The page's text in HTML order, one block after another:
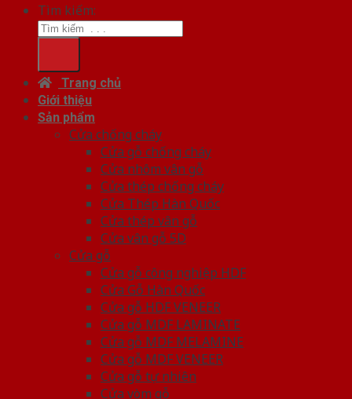
Tìm kiếm:
Trang chủ
Giới thiệu
Sản phẩm
Cửa chống cháy
Cửa gỗ chống cháy
Cửa nhôm vân gỗ
Cửa thép chống cháy
Cửa Thép Hàn Quốc
Cửa thép vân gỗ
Cửa vân gỗ 5D
Cửa gỗ
Cửa gỗ công nghiệp HDF
Cửa Gỗ Hàn Quốc
Cửa gỗ HDF VENEER
Cửa gỗ MDF LAMINATE
Cửa gỗ MDF MELAMINE
Cửa gỗ MDF VENEER
Cửa gỗ tự nhiên
Cửa vòm gỗ